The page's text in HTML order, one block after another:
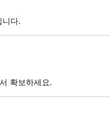
다.
확보하세요.